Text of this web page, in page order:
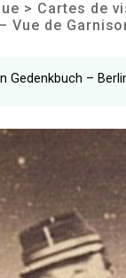
> Cartes de
Vue de
Gedenkbuch –